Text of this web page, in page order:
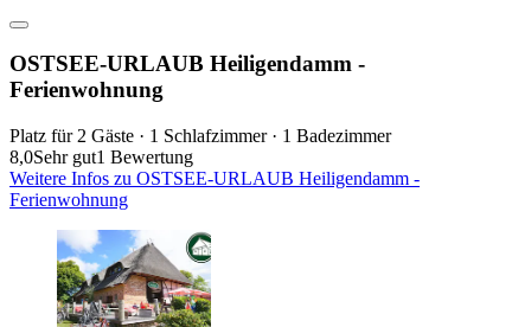
OSTSEE-URLAUB Heiligendamm -
Ferienwohnung
Platz für 2 Gäste · 1 Schlafzimmer · 1 Badezimmer
8,0Sehr gut1 Bewertung
Weitere Infos zu OSTSEE-URLAUB Heiligendamm -
Ferienwohnung